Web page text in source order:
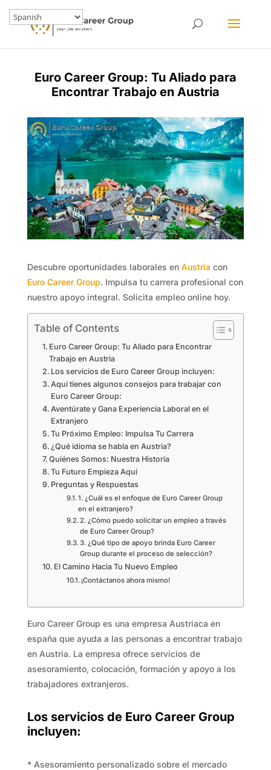
Euro Career Group: Tu Aliado para
Encontrar Trabajo en Austria
Descubre oportunidades laborales en Austria con
Euro Career Group. Impulsa tu carrera profesional con
nuestro apoyo integral. Solicita empleo online hoy.
Table of Contents
Euro Career Group: Tu Aliado para Encontrar
Trabajo en Austria
Los servicios de Euro Career Group incluyen:
Aquí tienes algunos consejos para trabajar con
Euro Career Group:
Aventúrate y Gana Experiencia Laboral en el
Extranjero
Tu Próximo Empleo: Impulsa Tu Carrera
¿Qué idioma se habla en Austria?
Quiénes Somos: Nuestra Historia
Tu Futuro Empieza Aquí
Preguntas y Respuestas
1. ¿Cuál es el enfoque de Euro Career Group
en el extranjero?
2. ¿Cómo puedo solicitar un empleo a través
de Euro Career Group?
3. ¿Qué tipo de apoyo brinda Euro Career
Group durante el proceso de selección?
El Camino Hacia Tu Nuevo Empleo
¡Contáctanos ahora mismo!
Euro Career Group es una empresa Austriaca en
españa que ayuda a las personas a encontrar trabajo
en Austria. La empresa ofrece servicios de
asesoramiento, colocación, formación y apoyo a los
trabajadores extranjeros.
Los servicios de Euro Career Group
incluyen:
* Asesoramiento personalizado sobre el mercado